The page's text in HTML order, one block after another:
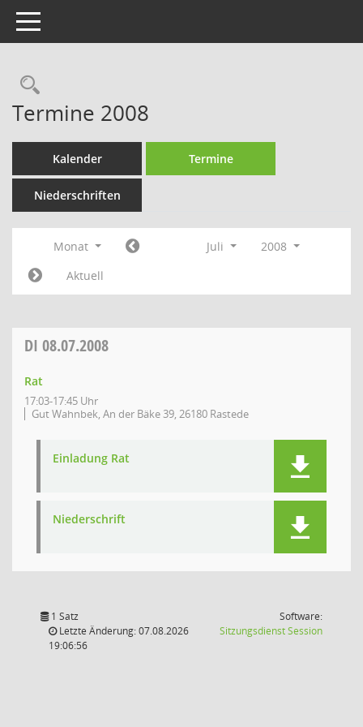
Toggle navigation
Rechercheauswahl
Termine 2008
Kalender Termine
Niederschriften
Monat Juli
2008
Aktuell
DI 08.07.2008
Rat
17:03-17:45 Uhr
Gut Wahnbek, An der Bäke 39, 26180 Rastede
Einladung Rat
Niederschrift
1 Satz
Letzte Änderung: 07.08.2026
19:06:56
Software:
SitzungsdienstSession(Wird in